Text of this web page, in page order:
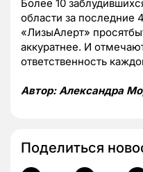
Более 10
области за
«ЛизыАлерт»
аккуратнее. И
ответственность
Автор: Александра
Поделиться